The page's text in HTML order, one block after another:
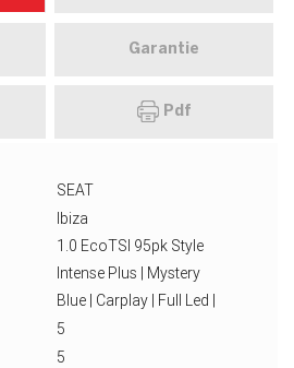
Garantie
Pdf
SEAT
Ibiza
1.0 EcoTSI 95pk Style
Intense Plus | Mystery
Blue | Carplay | Full Led |
5
5